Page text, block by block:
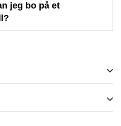
jeg bo på et